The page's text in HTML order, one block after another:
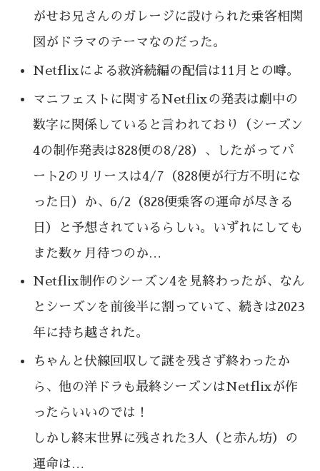
がせお兄さんのガレージに設けられた乗客相関
図がドラマのテーマなのだった。
Netflixによる救済続編の配信は11月との噂。
マニフェストに関するNetflixの発表は劇中の
数字に関係していると言われており（シーズン
4の制作発表は828便の8/28）、したがってパ
ート2のリリースは4/7（828便が行方不明にな
った日）か、6/2（828便乗客の運命が尽きる
日）と予想されているらしい。いずれにしても
また数ヶ月待つのか…
Netflix制作のシーズン4を見終わったが、なん
とシーズンを前後半に割っていて、続きは2023
年に持ち越された。
ちゃんと伏線回収して謎を残さず終わったか
ら、他の洋ドラも最終シーズンはNetflixが作
ったらいいのでは！
しかし終末世界に残された3人（と赤ん坊）の
運命は…